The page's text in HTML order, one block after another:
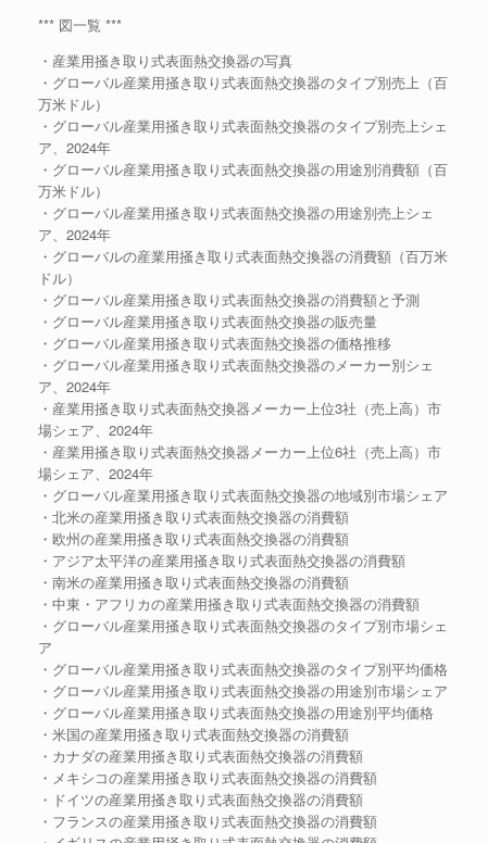
*** 図一覧 ***
・産業用掻き取り式表面熱交換器の写真
・グローバル産業用掻き取り式表面熱交換器のタイプ別売上（百
万米ドル）
・グローバル産業用掻き取り式表面熱交換器のタイプ別売上シェ
ア、2024年
・グローバル産業用掻き取り式表面熱交換器の用途別消費額（百
万米ドル）
・グローバル産業用掻き取り式表面熱交換器の用途別売上シェ
ア、2024年
・グローバルの産業用掻き取り式表面熱交換器の消費額（百万米
ドル）
・グローバル産業用掻き取り式表面熱交換器の消費額と予測
・グローバル産業用掻き取り式表面熱交換器の販売量
・グローバル産業用掻き取り式表面熱交換器の価格推移
・グローバル産業用掻き取り式表面熱交換器のメーカー別シェ
ア、2024年
・産業用掻き取り式表面熱交換器メーカー上位3社（売上高）市
場シェア、2024年
・産業用掻き取り式表面熱交換器メーカー上位6社（売上高）市
場シェア、2024年
・グローバル産業用掻き取り式表面熱交換器の地域別市場シェア
・北米の産業用掻き取り式表面熱交換器の消費額
・欧州の産業用掻き取り式表面熱交換器の消費額
・アジア太平洋の産業用掻き取り式表面熱交換器の消費額
・南米の産業用掻き取り式表面熱交換器の消費額
・中東・アフリカの産業用掻き取り式表面熱交換器の消費額
・グローバル産業用掻き取り式表面熱交換器のタイプ別市場シェ
ア
・グローバル産業用掻き取り式表面熱交換器のタイプ別平均価格
・グローバル産業用掻き取り式表面熱交換器の用途別市場シェア
・グローバル産業用掻き取り式表面熱交換器の用途別平均価格
・米国の産業用掻き取り式表面熱交換器の消費額
・カナダの産業用掻き取り式表面熱交換器の消費額
・メキシコの産業用掻き取り式表面熱交換器の消費額
・ドイツの産業用掻き取り式表面熱交換器の消費額
・フランスの産業用掻き取り式表面熱交換器の消費額